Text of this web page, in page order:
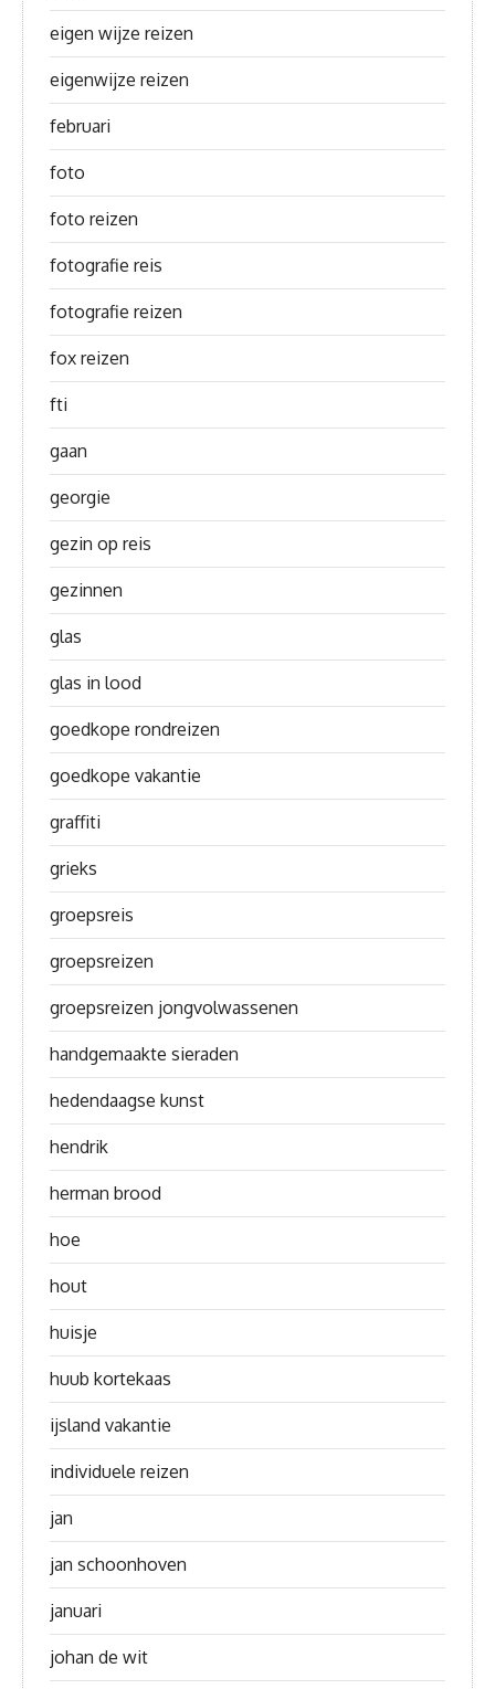
eigen wijze reizen
eigenwijze reizen
februari
foto
foto reizen
fotografie reis
fotografie reizen
fox reizen
fti
gaan
georgie
gezin op reis
gezinnen
glas
glas in lood
goedkope rondreizen
goedkope vakantie
graffiti
grieks
groepsreis
groepsreizen
groepsreizen jongvolwassenen
handgemaakte sieraden
hedendaagse kunst
hendrik
herman brood
hoe
hout
huisje
huub kortekaas
ijsland vakantie
individuele reizen
jan
jan schoonhoven
januari
johan de wit